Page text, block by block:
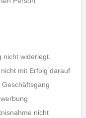
widerlegt.
mit Erfolg darauf
nicht